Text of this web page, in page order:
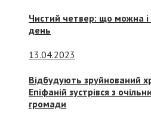
Чистий четвер: що можна
день
13.04.2023
Відбудують зруйнований
Епіфаній зустрівся з
громади